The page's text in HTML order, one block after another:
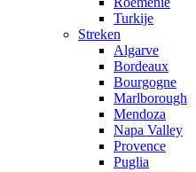
Turkije
Streken
Algarve
Bordeaux
Bourgogne
Marlborough
Mendoza
Napa Valley
Provence
Puglia